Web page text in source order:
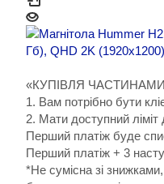
«КУПІВЛЯ
1. Вам потрібно бути
2. Мати доступний
Перший платіж буде
Перший платіж + 3
*Не сумісна зі